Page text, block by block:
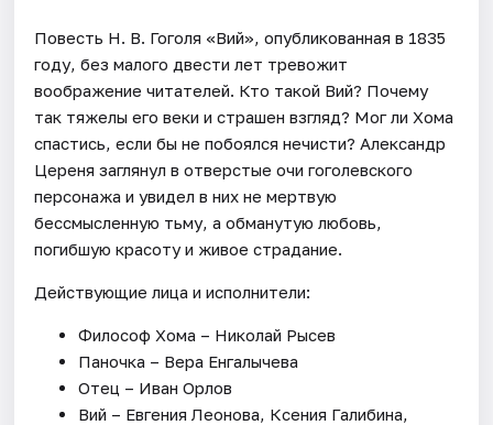
Повесть Н. В. Гоголя «Вий», опубликованная в 1835
году, без малого двести лет тревожит
воображение читателей. Кто такой Вий? Почему
так тяжелы его веки и страшен взгляд? Мог ли Хома
спастись, если бы не побоялся нечисти? Александр
Цереня заглянул в отверстые очи гоголевского
персонажа и увидел в них не мертвую
бессмысленную тьму, а обманутую любовь,
погибшую красоту и живое страдание.
Действующие лица и исполнители:
Философ Хома – Николай Рысев
Паночка – Вера Енгалычева
Отец – Иван Орлов
Вий – Евгения Леонова, Ксения Галибина,